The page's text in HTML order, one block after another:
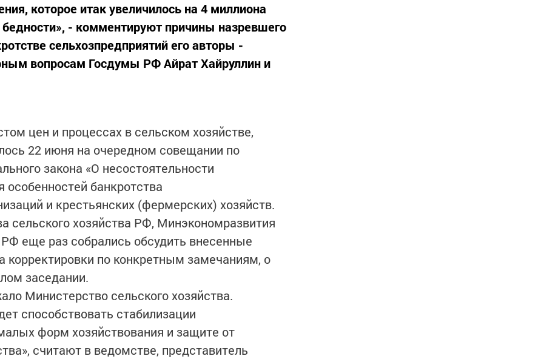
которое итак увеличилось на 4 миллиона
- комментируют причины назревшего
сельхозпредприятий его авторы -
вопросам Госдумы РФ Айрат Хайруллин и
цен и процессах в сельском хозяйстве,
22 июня на очередном совещании по
закона «О несостоятельности
банкротства
и крестьянских (фермерских) хозяйств.
сельского хозяйства РФ, Минэкономразвития
еще раз собрались обсудить внесенные
корректировки по конкретным замечаниям, о
заседании.
Министерство сельского хозяйства.
способствовать стабилизации
форм хозяйствования и защите от
считают в ведомстве, представитель